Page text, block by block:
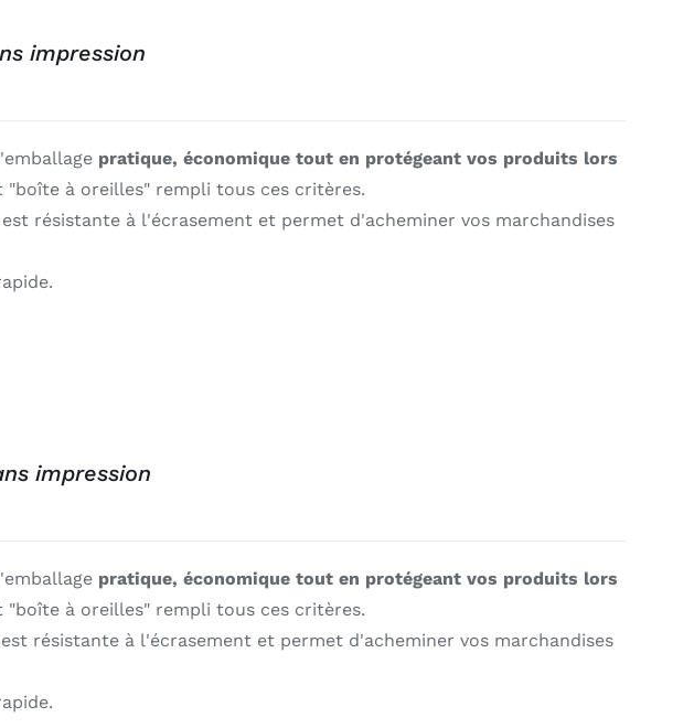
impression
pratique, économique tout en protégeant vos produits lors
à oreilles" rempli tous ces critères.
résistante à l'écrasement et permet d'acheminer vos marchandises
impression
pratique, économique tout en protégeant vos produits lors
à oreilles" rempli tous ces critères.
résistante à l'écrasement et permet d'acheminer vos marchandises